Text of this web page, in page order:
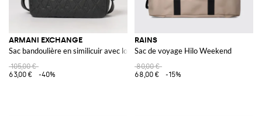
ARMANI EXCHANGE
Sac bandoulière en similicuir avec logo all-over
105,00 €
63,00 €
-40%
RAINS
Sac de voyage Hilo Weekend
80,00 €
68,00 €
-15%